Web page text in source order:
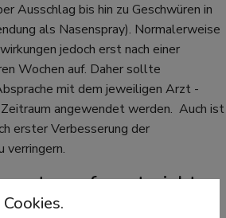
Ausschlag bis hin zu Geschwüren in
als Nasenspray). Normalerweise
jedoch erst nach einer
Wochen auf. Daher sollte
mit dem jeweiligen Arzt -
angewendet werden. Auch ist
erster Verbesserung der
verringern.
nicht